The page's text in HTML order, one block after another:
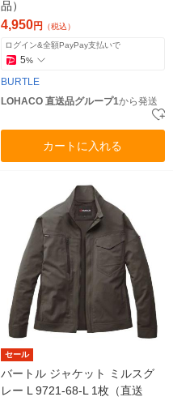
品）
4,950円 （税込）
ログイン&全額PayPay支払いで
5%
BURTLE
LOHACO 直送品グループ1から発送
カートに入れる
セール
バートル ジャケット ミルスグ
レー L 9721-68-L 1枚（直送